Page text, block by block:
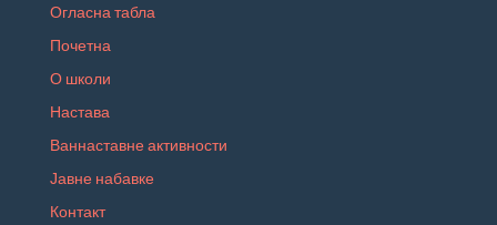
Огласна табла
Почетна
О школи
Настава
Ваннаставне активности
Јавне набавке
Контакт